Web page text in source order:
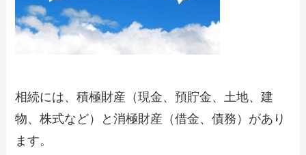
相続には、積極財産（現金、預貯金、土地、建
物、株式など）と消極財産（借金、債務）があり
ます。